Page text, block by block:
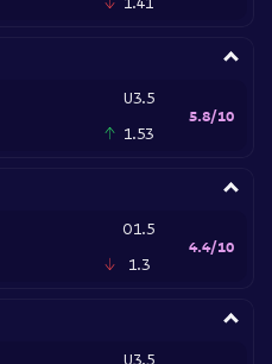
U3.5
1.53
5.8/10
O1.5
1.3
4.4/10
U3.5